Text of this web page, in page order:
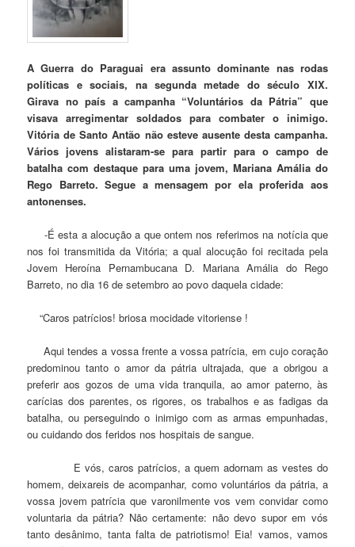
A Guerra do Paraguai era assunto dominante nas rodas
políticas e sociais, na segunda metade do século XIX.
Girava no país a campanha “Voluntários da Pátria” que
visava arregimentar soldados para combater o inimigo.
Vitória de Santo Antão não esteve ausente desta campanha.
Vários jovens alistaram-se para partir para o campo de
batalha com destaque para uma jovem, Mariana Amália do
Rego Barreto. Segue a mensagem por ela proferida aos
antonenses.
-É esta a alocução a que ontem nos referimos na notícia que
nos foi transmitida da Vitória; a qual alocução foi recitada pela
Jovem Heroína Pernambucana D. Mariana Amália do Rego
Barreto, no dia 16 de setembro ao povo daquela cidade:
“Caros patrícios! briosa mocidade vitoriense !
Aqui tendes a vossa frente a vossa patrícia, em cujo coração
predominou tanto o amor da pátria ultrajada, que a obrigou a
preferir aos gozos de uma vida tranquila, ao amor paterno, às
carícias dos parentes, os rigores, os trabalhos e as fadigas da
batalha, ou perseguindo o inimigo com as armas empunhadas,
ou cuidando dos feridos nos hospitais de sangue.
E vós, caros patrícios, a quem adornam as vestes do
homem, deixareis de acompanhar, como voluntários da pátria, a
vossa jovem patrícia que varonilmente vos vem convidar como
voluntaria da pátria? Não certamente: não devo supor em vós
tanto desânimo, tanta falta de patriotismo! Eia! vamos, vamos